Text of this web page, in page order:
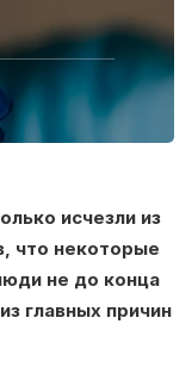
исчезли из
что некоторые
не до конца
главных причин